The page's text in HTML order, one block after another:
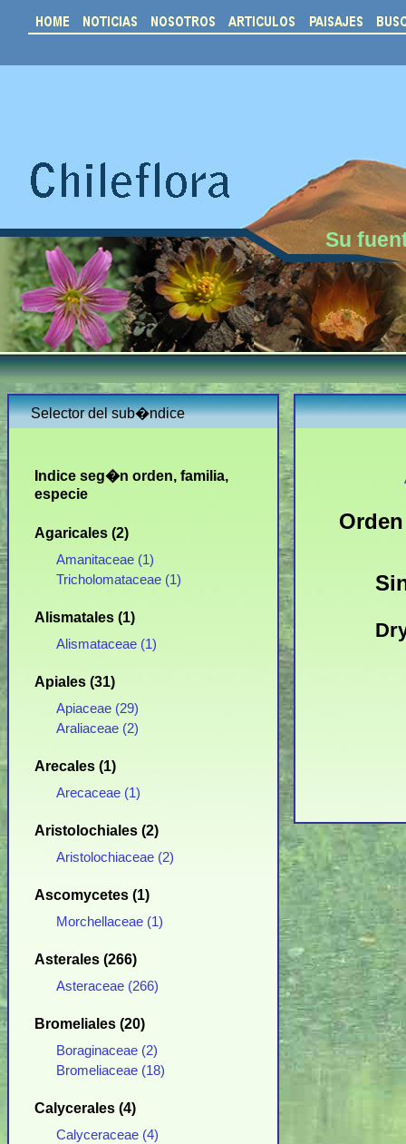
Su
Selector del sub�ndice
Indice seg�n orden, familia,
especie
Agaricales (2)
Amanitaceae (1)
Tricholomataceae (1)
Alismatales (1)
Alismataceae (1)
Apiales (31)
Apiaceae (29)
Araliaceae (2)
Arecales (1)
Arecaceae (1)
Aristolochiales (2)
Aristolochiaceae (2)
Ascomycetes (1)
Morchellaceae (1)
Asterales (266)
Asteraceae (266)
Bromeliales (20)
Boraginaceae (2)
Bromeliaceae (18)
Calycerales (4)
Calyceraceae (4)